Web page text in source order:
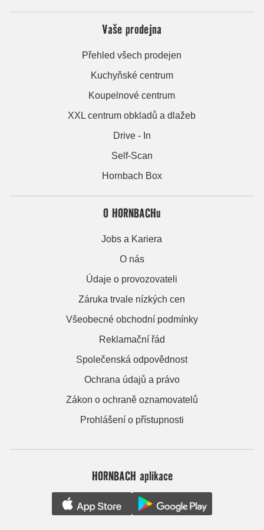
Vaše prodejna
Přehled všech prodejen
Kuchyňské centrum
Koupelnové centrum
XXL centrum obkladů a dlažeb
Drive - In
Self-Scan
Hornbach Box
O HORNBACHu
Jobs a Kariera
O nás
Údaje o provozovateli
Záruka trvale nízkých cen
Všeobecné obchodní podmínky
Reklamační řád
Společenská odpovědnost
Ochrana údajů a právo
Zákon o ochraně oznamovatelů
Prohlášení o přístupnosti
HORNBACH aplikace